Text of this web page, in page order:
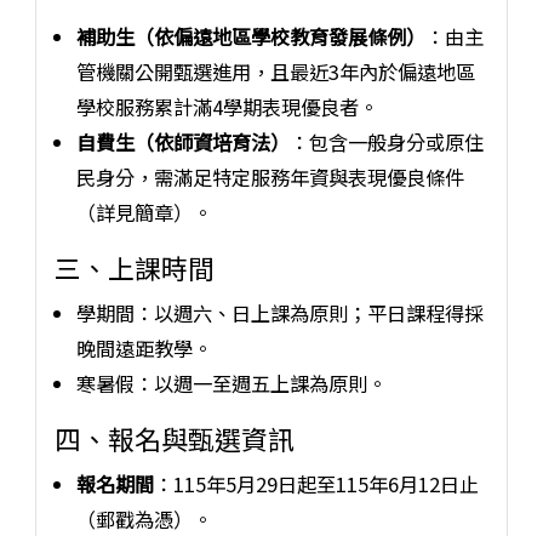
補助生（依偏遠地區學校教育發展條例）
：由主
管機關公開甄選進用，且最近3年內於偏遠地區
學校服務累計滿4學期表現優良者。
自費生（依師資培育法）
：包含一般身分或原住
民身分，需滿足特定服務年資與表現優良條件
（詳見簡章）。
三、上課時間
學期間：以週六、日上課為原則；平日課程得採
晚間遠距教學。
寒暑假：以週一至週五上課為原則。
四、報名與甄選資訊
報名期間 ：115年5月29日起至115年6月12日止
（郵戳為憑）。